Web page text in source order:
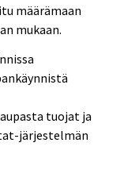
määrämaan
mukaan.
tuojat ja
järjestelmän